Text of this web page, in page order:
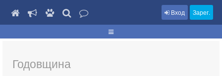
Вход Зарег.
Годовщина